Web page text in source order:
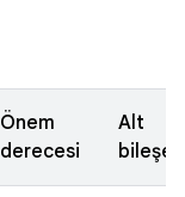
Önem
derecesi
Alt
bileşen